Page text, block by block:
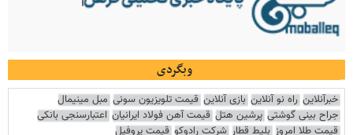
وبگردی
خبرآنلاین راه نو آنلاین بازی آنلاین قیمت تلویزیون سونی مبل مینیمال
جراح بینی گوشتی پرشین هتل قیمت آهن فولاد ایرانیان اعتبارسنجی بانکی
قیمت طلا امروز بلیط قطار شرکت رادوکو قیمت پروفیل